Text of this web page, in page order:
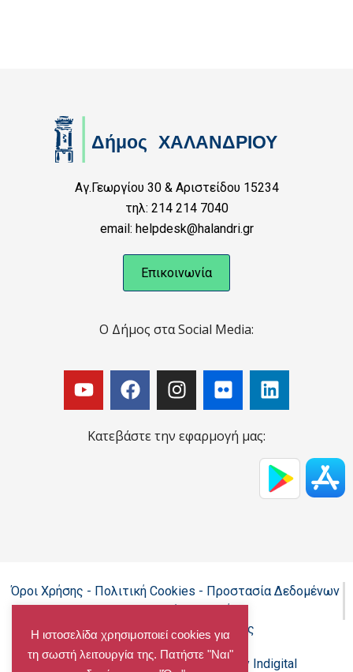
Αγ.Γεωργίου 30 & Αριστείδου 15234
τηλ: 214 214 7040
email: helpdesk@halandri.gr
Επικοινωνία
Ο Δήμος στα Social Media:
Κατεβάστε την εφαρμογή μας:
Όροι Χρήσης - Πολιτική Cookies - Προστασία Δεδομένων
Προσωπικού Χαρακτήρα
Δήλωση προσβασιμότητας
Copyright@chalandri.gr Powered by Indigital
Η ιστοσελίδα χρησιμοποιεί cookies για
τη σωστή λειτουργία της. Πατήστε "Ναι"